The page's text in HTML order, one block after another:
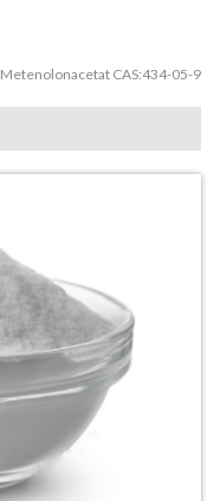
Metenolonacetat CAS:434-05-9